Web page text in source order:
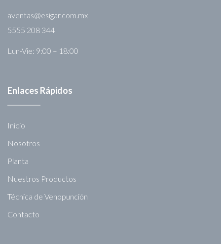
aventas@esigar.com.mx
5555 208 344
Lun-Vie: 9:00 – 18:00
Enlaces Rápidos
Inicio
Nosotros
Planta
Nuestros Productos
Técnica de Venopunción
Contacto